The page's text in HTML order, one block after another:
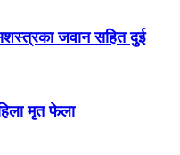
जवान सहित दुई
मृत फेला